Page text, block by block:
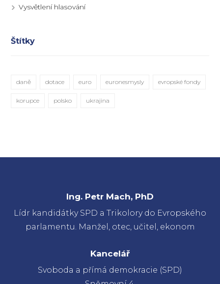
Vysvětlení hlasování
Štítky
daně dotace euro euronesmysly evropské fondy
korupce polsko ukrajina
Ing. Petr Mach, PhD
Lídr kandidátky SPD a Trikolory do Evropského
parlamentu. Manžel, otec, učitel, ekonom
Kancelář
Svoboda a přímá demokracie (SPD)